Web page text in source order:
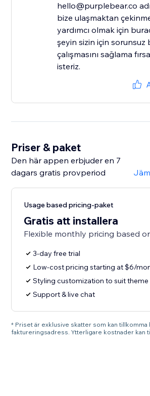
hello@purplebear.co
bize ulaşmaktan
yardımcı olmak için
şeyin sizin için sorunsuz
çalışmasını sağlama
isteriz.
Priser & paket
Den här appen erbjuder en 7
dagars gratis provperiod
Usage based pricing-paket
Gratis att installera
Flexible monthly pricing based
3-day free trial
Low-cost pricing starting at $6/
Styling customization to suit theme
Support & live chat
* Priset är exklusive skatter som kan
faktureringsadress. Ytterligare kostnader kan